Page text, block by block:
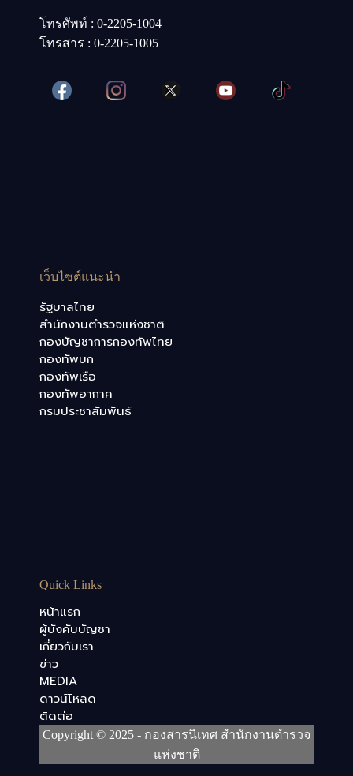
โทรศัพท์ : 0-2205-1004
โทรสาร : 0-2205-1005
เว็บไซต์แนะนำ
รัฐบาลไทย
สำนักงานตำรวจแห่งชาติ
กองบัญชาการกองทัพไทย
กองทัพบก
กองทัพเรือ
กองทัพอากาศ
กรมประชาสัมพันธ์
Quick Links
หน้าแรก
ผู้บังคับบัญชา
เกี่ยวกับเรา
ข่าว
MEDIA
ดาวน์โหลด
ติดต่อ
Copyright © 2025 - กองสารนิเทศ สำนักงานตำรวจ
แห่งชาติ